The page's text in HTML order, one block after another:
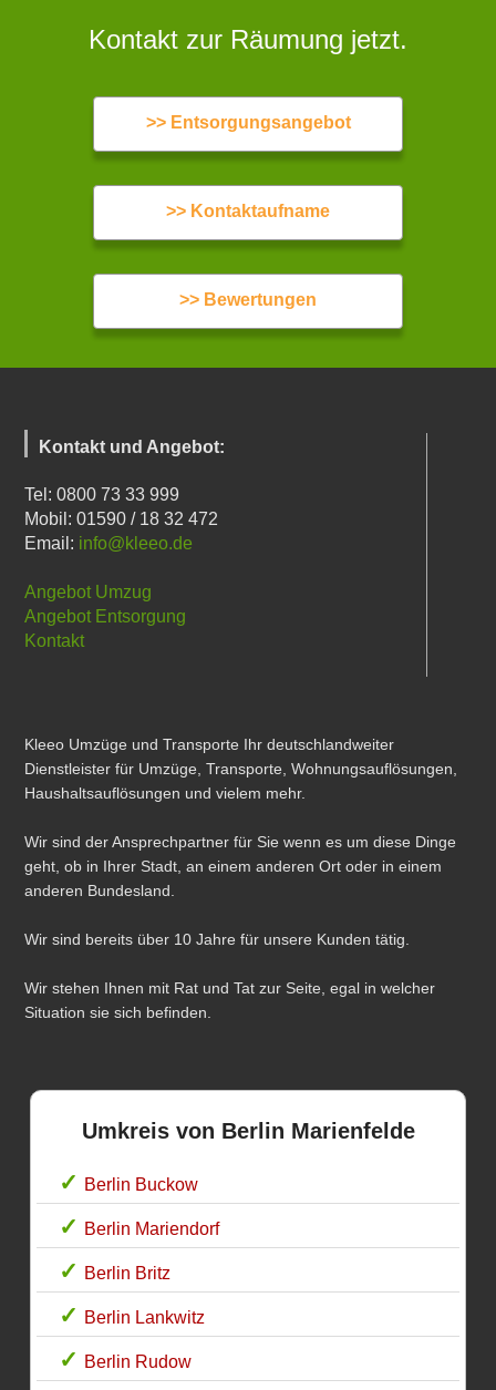
Kontakt zur Räumung jetzt.
>> Entsorgungsangebot
>> Kontaktaufname
>> Bewertungen
Kontakt und Angebot:
Tel: 0800 73 33 999
Mobil: 01590 / 18 32 472
Email: info@kleeo.de
Angebot Umzug
Angebot Entsorgung
Kontakt
Kleeo Umzüge und Transporte Ihr deutschlandweiter
Dienstleister für Umzüge, Transporte, Wohnungsauflösungen,
Haushaltsauflösungen und vielem mehr.
Wir sind der Ansprechpartner für Sie wenn es um diese Dinge
geht, ob in Ihrer Stadt, an einem anderen Ort oder in einem
anderen Bundesland.
Wir sind bereits über 10 Jahre für unsere Kunden tätig.
Wir stehen Ihnen mit Rat und Tat zur Seite, egal in welcher
Situation sie sich befinden.
Umkreis von Berlin Marienfelde
Berlin Buckow
Berlin Mariendorf
Berlin Britz
Berlin Lankwitz
Berlin Rudow